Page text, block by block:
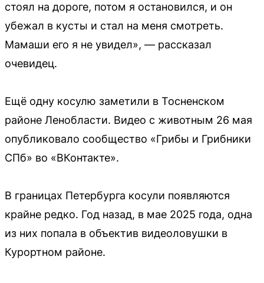
стоял на дороге, потом я остановился, и он
убежал в кусты и стал на меня смотреть.
Мамаши его я не увидел», — рассказал
очевидец.
Ещё одну косулю заметили в Тосненском
районе Ленобласти. Видео с животным 26 мая
опубликовало сообщество «Грибы и Грибники
СПб» во «ВКонтакте».
В границах Петербурга косули появляются
крайне редко. Год назад, в мае 2025 года, одна
из них попала в объектив видеоловушки в
Курортном районе.